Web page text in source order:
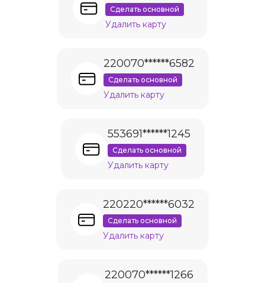
Сделать основной
Удалить карту
220070******6582
Сделать основной
Удалить карту
553691******1245
Сделать основной
Удалить карту
220220******6032
Сделать основной
Удалить карту
220070******1266